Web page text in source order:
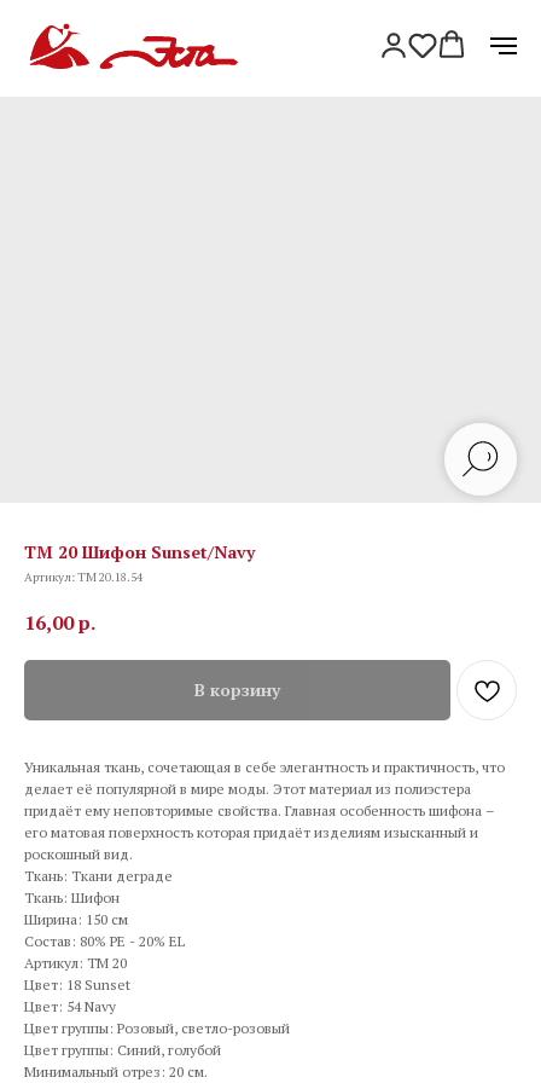
TM 20 Шифон Sunset/Navy
Артикул:TM 20.18.54
16,00р.
В корзину
Уникальная ткань, сочетающая в себе элегантность и практичность, что
делает её популярной в мире моды. Этот материал из полиэстера
придаёт ему неповторимые свойства. Главная особенность шифона –
его матовая поверхность которая придаёт изделиям изысканный и
роскошный вид.
Ткань: Ткани деграде
Ткань: Шифон
Ширина: 150 см
Состав: 80% PE - 20% EL
Артикул: TM 20
Цвет: 18 Sunset
Цвет: 54 Navy
Цвет группы: Розовый, светло-розовый
Цвет группы: Синий, голубой
Минимальный отрез: 20 см.